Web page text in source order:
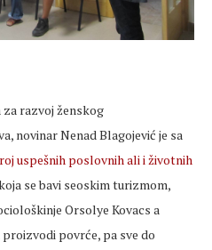
razvoj ženskog
novinar Nenad Blagojević je sa
uspešnih poslovnih ali i životnih
se bavi seoskim turizmom,
Orsolye Kovacs a
povrće, pa sve do